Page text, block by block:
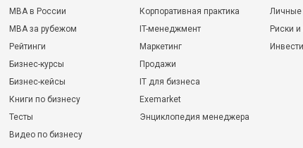
MBA в России
MBA за рубежом
Рейтинги
Бизнес-курсы
Бизнес-кейсы
Книги по бизнесу
Тесты
Видео по бизнесу
Корпоративная практика
IT-менеджмент
Маркетинг
Продажи
IT для бизнеса
Exemarket
Энциклопедия менеджера
Риски